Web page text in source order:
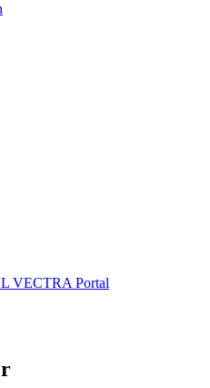
VECTRA Portal